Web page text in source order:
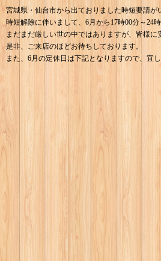
宮城県・仙台市から出ておりました時短要請が
時短解除に伴いまして、6月から17時00分～24
まだまだ厳しい世の中ではありますが、皆様に
是非、ご来店のほどお待ちしております。
また、6月の定休日は下記となりますので、宜